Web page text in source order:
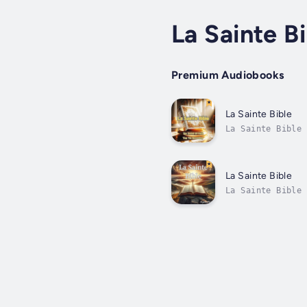
La Sainte
Premium Audiobooks
La Sainte Bible
La Sainte Bible
La Sainte Bible
La Sainte Bible